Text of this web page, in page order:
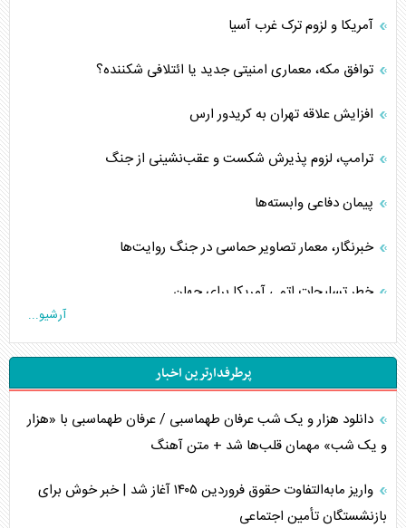
آمریکا و لزوم ترک غرب آسیا
توافق مکه، معماری امنیتی جدید یا ائتلافی شکننده؟
افزایش علاقه تهران به کریدور ارس
ترامپ، لزوم پذیرش شکست و عقب‌نشینی از جنگ
پیمان دفاعی‌ وابسته‌ها
خبرنگار، معمار تصاویر حماسی در جنگ روایت‌ها
خطر تسلیحات اتمی آمریکا برای جهان
چگونه عربستان برابر ایران دچار خطای محاسباتی شد؟
جاده ابریشم فضایی/ نفوذ راهبردی و فرازمینی چین
انصارالله و تثبیت معادله «محاصره برابر محاصره»
مصالحه نافرجام سعودی – اماراتی
آرشیو...
پرطرفدارترین اخبار
دانلود هزار و یک شب عرفان طهماسبی / عرفان طهماسبی با «هزار
و یک شب» مهمان قلب‌ها شد + متن آهنگ
واریز مابه‌التفاوت حقوق فروردین ۱۴۰۵ آغاز شد | خبر خوش برای
بازنشستگان تأمین اجتماعی